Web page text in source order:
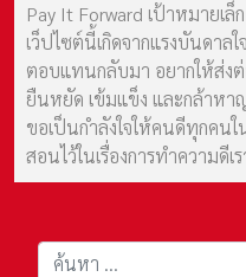
Pay It Forward เป้าหมายเ
เว็ปไซต์นี้เกิดจากแรงบันดา
ตอบแทนกลับมา อยากให้ส่ง
ยืนหยัด เข้มแข็ง และกล้าหา
ขอเป็นกำลังใจให้คนดีทุกคน
สอนไว้ในเรื่องการทำความดี
การค้นหา